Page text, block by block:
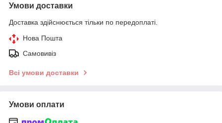
Умови доставки
Доставка здійснюється тільки по передоплаті.
Нова Пошта
Самовивіз
Всі умови доставки
Умови оплати